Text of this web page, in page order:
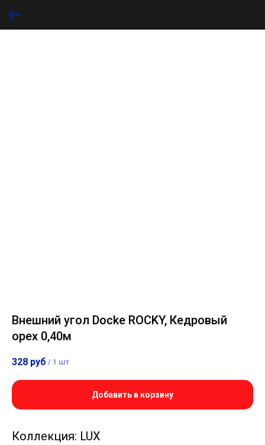
Внешний угол Docke ROCKY, Кедровый
орех 0,40м
328 руб / 1 шт
Добавить в корзину
Коллекция: LUX